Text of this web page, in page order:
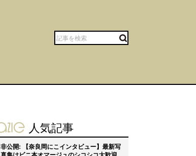
gravure-grazie
人気記事
非公開: 【奈良岡にこインタビュー】最新写